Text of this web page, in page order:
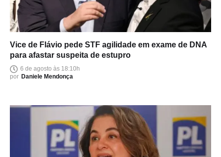
Vice de Flávio pede STF agilidade em exame de DNA
para afastar suspeita de estupro
6 de agosto às 18:10h
por Daniele Mendonça